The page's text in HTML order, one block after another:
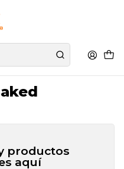
de la tienda física.
y espere nuestra
productos
aquí